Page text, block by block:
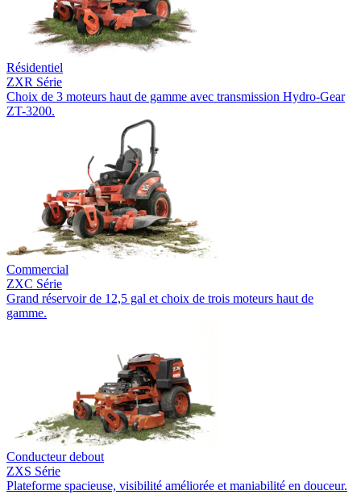
Résidentiel
ZXR Série
Choix de 3 moteurs haut de gamme avec transmission Hydro-Gear
ZT-3200.
Commercial
ZXC Série
Grand réservoir de 12,5 gal et choix de trois moteurs haut de
gamme.
Conducteur debout
ZXS Série
Plateforme spacieuse, visibilité améliorée et maniabilité en douceur.